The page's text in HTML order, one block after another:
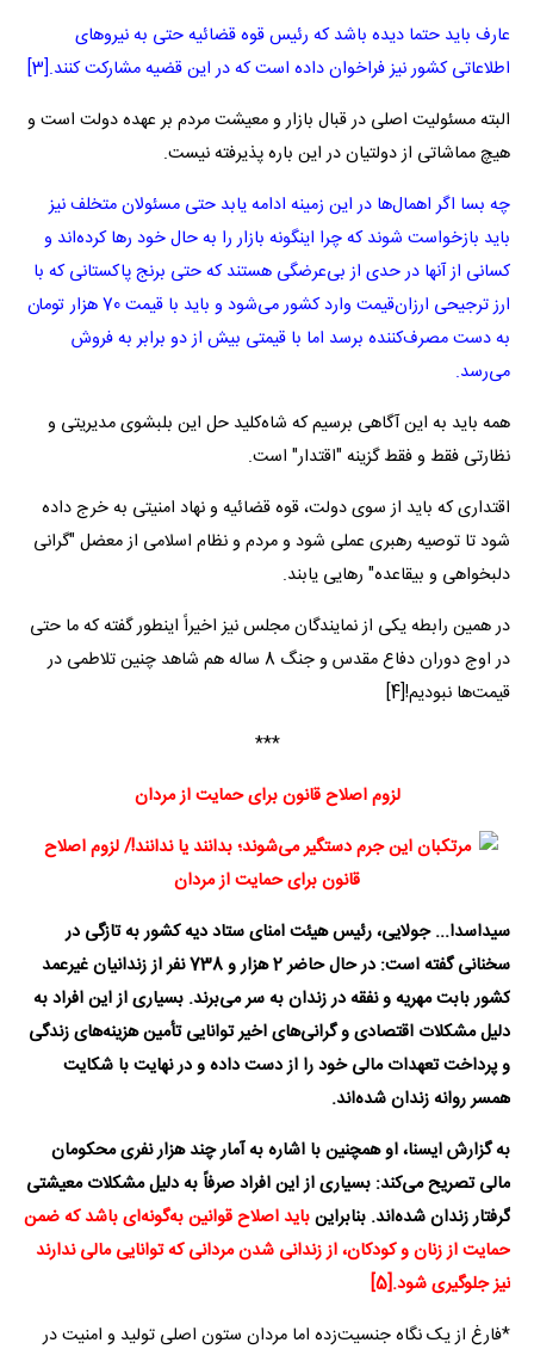
عارف باید حتما دیده باشد که رئیس قوه قضائیه حتی به نیروهای
اطلاعاتی کشور نیز فراخوان داده است که در این قضیه مشارکت کنند.[3]
البته مسئولیت اصلی در قبال بازار و معیشت مردم بر عهده دولت است و
هیچ مماشاتی از دولتیان در این باره پذیرفته نیست.
چه بسا اگر اهمال‌ها در این زمینه ادامه یابد حتی مسئولان متخلف نیز
باید بازخواست شوند که چرا اینگونه بازار را به حال خود رها کرده‌اند و
کسانی از آنها در حدی از بی‌عرضگی هستند که حتی برنج پاکستانی که با
ارز ترجیحی ارزان‌قیمت وارد کشور می‌شود و باید با قیمت 70 هزار تومان
به دست مصرف‌کننده برسد اما با قیمتی بیش از دو برابر به فروش
می‌رسد.
همه باید به این آگاهی برسیم که شاه‌کلید حل این بلبشوی مدیریتی و
نظارتی فقط و فقط گزینه "اقتدار" است.
اقتداری که باید از سوی دولت، قوه قضائیه و نهاد امنیتی به خرج داده
شود تا توصیه رهبری عملی شود و مردم و نظام اسلامی از معضل "گرانی
دلبخواهی و بیقاعده" رهایی یابند.
در همین رابطه یکی از نمایندگان مجلس نیز اخیراً اینطور گفته که ما حتی
در اوج دوران دفاع مقدس و جنگ 8 ساله هم شاهد چنین تلاطمی در
قیمت‌ها نبودیم![4]
***
لزوم اصلاح قانون برای حمایت از مردان
سیداسدا... جولایی، رئیس هیئت امنای ستاد دیه کشور به تازگی در
سخنانی گفته است:‌ در حال حاضر 2 هزار و 738 نفر از زندانیان غیرعمد
کشور بابت مهریه و نفقه در زندان به سر می‌برند. بسیاری از این افراد به
دلیل مشکلات اقتصادی و گرانی‌های اخیر توانایی تأمین هزینه‌های زندگی
و پرداخت تعهدات مالی خود را از دست داده و در نهایت با شکایت
همسر روانه زندان شده‌اند.
به گزارش ایسنا، او همچنین با اشاره به آمار چند هزار نفری محکومان
مالی تصریح می‌کند:‌ بسیاری از این افراد صرفاً به دلیل مشکلات معیشتی
گرفتار زندان شده‌اند. بنابراینباید اصلاح قوانین به‌گونه‌ای باشد که ضمن
حمایت از زنان و کودکان، از زندانی شدن مردانی که توانایی مالی ندارند
نیز جلوگیری شود.
[5]
*فارغ از یک نگاه جنسیت‌زده اما مردان ستون اصلی تولید و امنیت در